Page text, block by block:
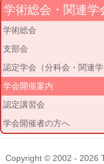
学術総会・関連学
学術総会
支部会
認定学会（分科会・関連
学会開催案内
認定講習会
学会開催者の方へ
Copyright © 2002 - 2026